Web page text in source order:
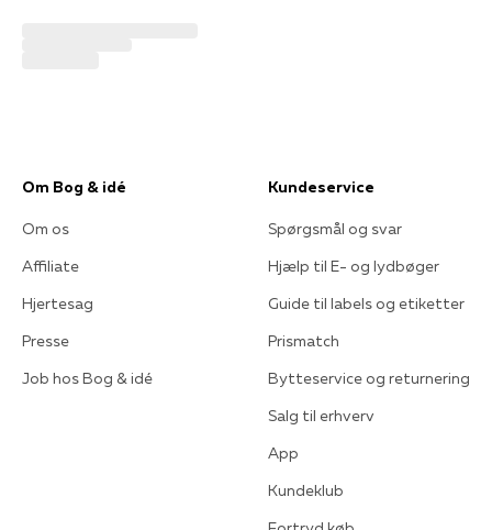
Om Bog & idé
Om os
Affiliate
Hjertesag
Presse
Job hos Bog & idé
Kundeservice
Spørgsmål og svar
Hjælp til E- og lydbøger
Guide til labels og etiketter
Prismatch
Bytteservice og returnering
Salg til erhverv
App
Kundeklub